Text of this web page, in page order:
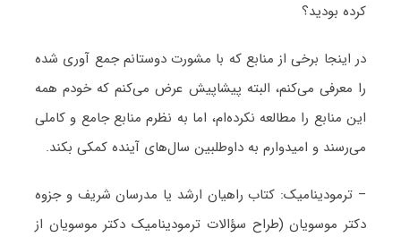
کرده بودید؟
در اینجا برخی از منابع که با مشورت دوستانم جمع آوری شده
را معرفی می‌کنم، البته پیشاپیش عرض می‌کنم که خودم همه
این منابع را مطالعه نکرده‌ام، اما به نظرم منابع جامع و کاملی
می‌رسند و امیدوارم به داوطلبین سال‌های آینده کمکی بکند.
– ترمودینامیک: کتاب راهیان ارشد یا مدرسان شریف و جزوه
دکتر موسویان (طراح سؤالات ترمودینامیک دکتر موسویان از